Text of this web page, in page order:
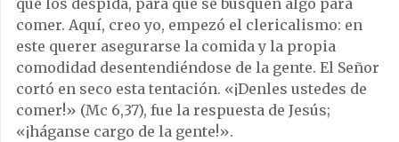
que los despida, para que se busquen algo para
comer. Aquí, creo yo, empezó el clericalismo: en
este querer asegurarse la comida y la propia
comodidad desentendiéndose de la gente. El Señor
cortó en seco esta tentación. «¡Denles ustedes de
comer!» (Mc 6,37), fue la respuesta de Jesús;
«¡háganse cargo de la gente!».